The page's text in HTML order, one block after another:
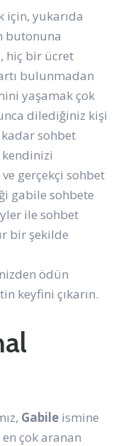
için, yukarıda
butonuna
hiç bir ücret
bulunmadan
yaşamak çok
dilediğiniz kişi
sohbet
gerçekçi sohbet
gabile sohbete
ile sohbet
bir şekilde
ödün
keyfini çıkarın.
Gabile ismine
çok aranan